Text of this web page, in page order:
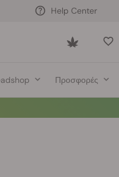
Help Center
Προσφορές